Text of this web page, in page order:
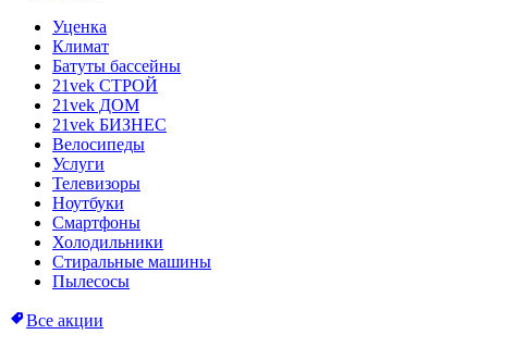
Уценка
Климат
Батуты бассейны
21vek СТРОЙ
21vek ДОМ
21vek БИЗНЕС
Велосипеды
Услуги
Телевизоры
Ноутбуки
Смартфоны
Холодильники
Стиральные машины
Пылесосы
Все акции